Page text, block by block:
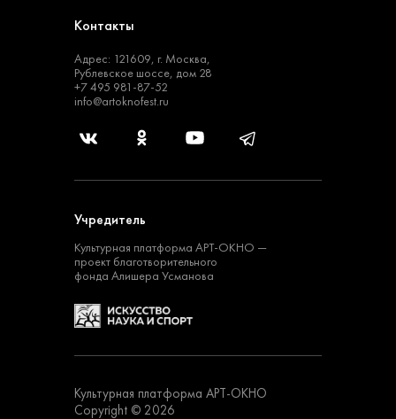
Контакты
Адрес: 121609, г. Москва,
Рублевское шоссе, дом 28
+7 495 981-87-52
info@artoknofest.ru
Учредитель
Культурная платформа АРТ-ОКНО —
проект благотворительного
фонда Алишера Усманова
Культурная платформа АРТ-ОКНО
Copyright © 2026